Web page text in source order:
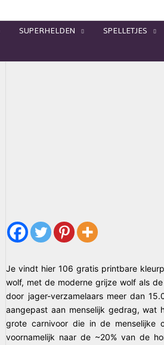
SUPERHELDEN SPELLETJES
Je vindt hier 106 gratis printbare
wolf, met de moderne grijze wolf als
door jager-verzamelaars meer dan
aangepast aan menselijk gedrag, wat
grote carnivoor die in de menselijke
voornamelijk naar de ~20% van de